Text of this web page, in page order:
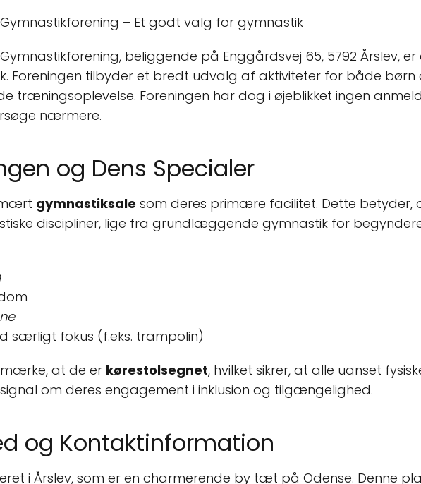
– Et godt valg for gymnastik
beliggende på Enggårdsvej 65, 5792 Årslev, er
Foreningen tilbyder et bredt udvalg af aktiviteter for både børn
træningsoplevelse. Foreningen har dog i øjeblikket ingen
nærmere.
og Dens Specialer
gymnastiksale som deres primære facilitet. Dette
discipliner, lige fra grundlæggende gymnastik for
særligt fokus (f.eks. trampolin)
at de er kørestolsegnet, hvilket sikrer, at alle uanset
om deres engagement i inklusion og tilgængelighed.
og Kontaktinformation
i Årslev, som er en charmerende by tæt på Odense. Denne